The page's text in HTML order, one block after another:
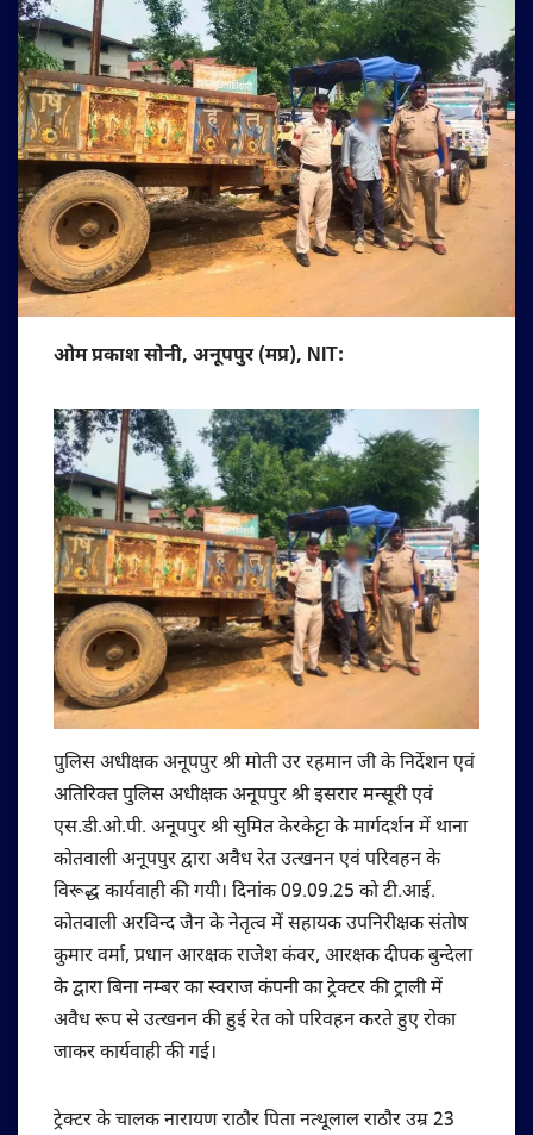
ओम प्रकाश सोनी, अनूपपुर (मप्र), NIT:
पुलिस अधीक्षक अनूपपुर श्री मोती उर रहमान जी के निर्देशन एवं
अतिरिक्त पुलिस अधीक्षक अनूपपुर श्री इसरार मन्सूरी एवं
एस.डी.ओ.पी. अनूपपुर श्री सुमित केरकेट्टा के मार्गदर्शन में थाना
कोतवाली अनूपपुर द्वारा अवैध रेत उत्खनन एवं परिवहन के
विरूद्ध कार्यवाही की गयी। दिनांक 09.09.25 को टी.आई.
कोतवाली अरविन्द जैन के नेतृत्व में सहायक उपनिरीक्षक संतोष
कुमार वर्मा, प्रधान आरक्षक राजेश कंवर, आरक्षक दीपक बुन्देला
के द्वारा बिना नम्बर का स्वराज कंपनी का ट्रेक्टर की ट्राली में
अवैध रूप से उत्खनन की हुई रेत को परिवहन करते हुए रोका
जाकर कार्यवाही की गई।
ट्रेक्टर के चालक नारायण राठौर पिता नत्थूलाल राठौर उम्र 23